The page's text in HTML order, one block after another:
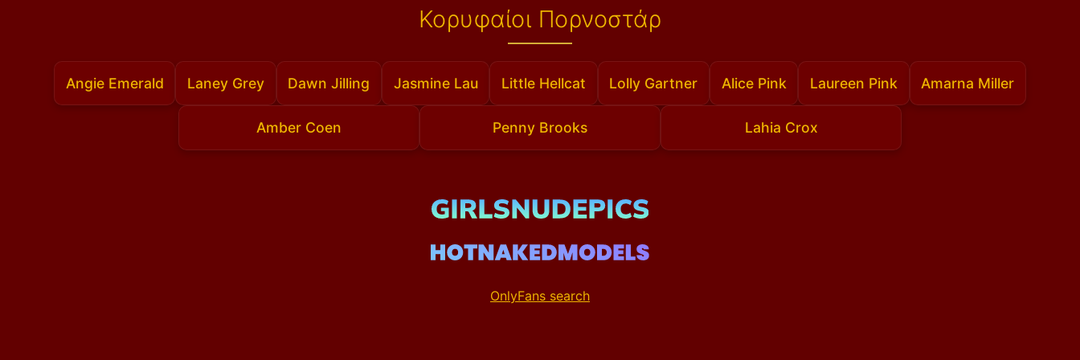
Κορυφαίοι Πορνοστάρ
Angie Emerald Laney Grey Dawn Jilling Jasmine Lau Little Hellcat Lolly Gartner Alice Pink Laureen Pink Amarna Miller
Amber Coen Penny Brooks Lahia Crox
OnlyFans search